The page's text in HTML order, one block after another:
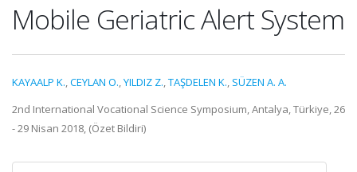
Mobile Geriatric Alert System
KAYAALP K.,CEYLAN O.,YILDIZ Z.,TAŞDELEN K., SÜZEN A. A.
2nd International Vocational Science Symposium, Antalya, Türkiye, 26
- 29 Nisan 2018, (Özet Bildiri)